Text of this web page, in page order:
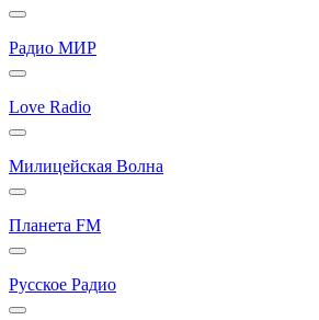
Радио МИР
Love Radio
Милицейская Волна
Планета FM
Русское Радио